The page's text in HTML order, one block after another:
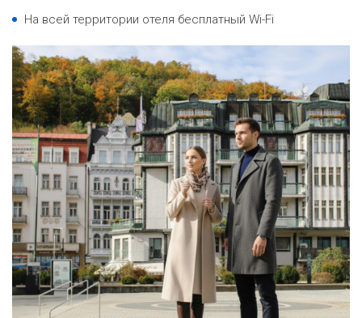
На всей территории отеля бесплатный Wi-Fi